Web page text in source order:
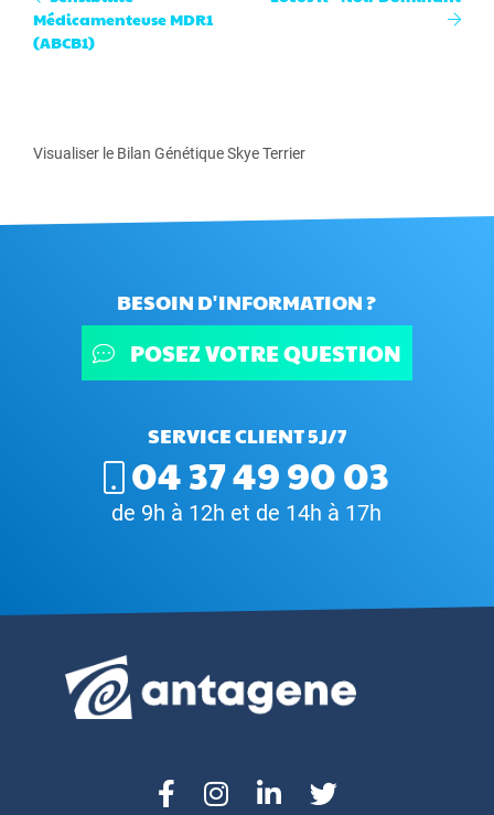
Médicamenteuse MDR1
(ABCB1)
Visualiser le Bilan Génétique Skye Terrier
BESOIN D'INFORMATION ?
POSEZ VOTRE QUESTION
SERVICE CLIENT 5J/7
04 37 49 90 03
de 9h à 12h et de 14h à 17h